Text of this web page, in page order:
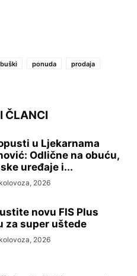
ponuda
prodaja
ČLANCI
u Ljekarnama
Odlične na obuću,
uređaje i...
2026
novu FIS Plus
za super uštede
2026